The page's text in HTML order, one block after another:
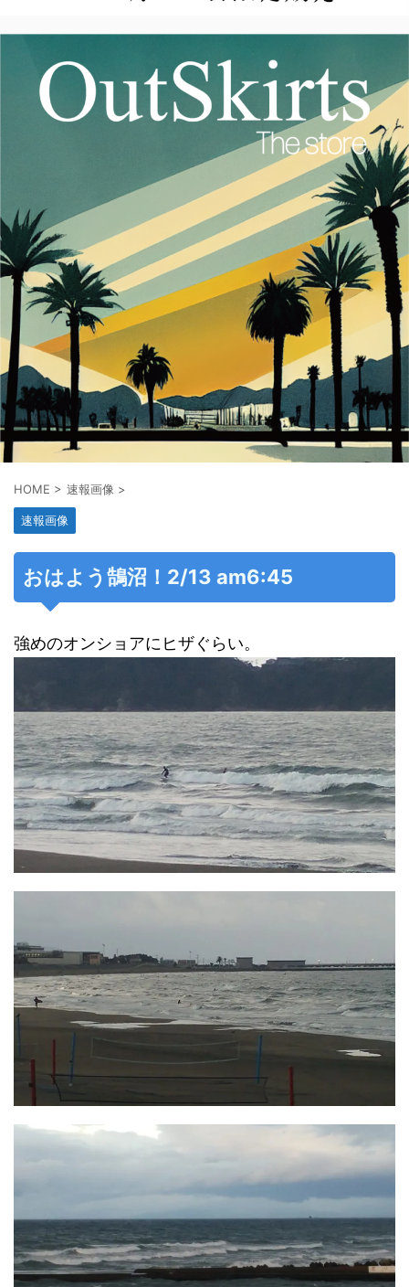
HOME > 速報画像 >
速報画像
おはよう鵠沼！2/13 am6:45
強めのオンショアにヒザぐらい。